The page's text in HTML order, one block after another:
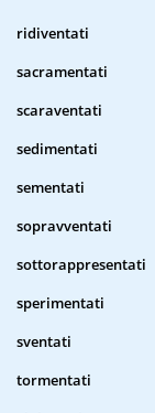
ridiventati
sacramentati
scaraventati
sedimentati
sementati
sopravventati
sottorappresentati
sperimentati
sventati
tormentati